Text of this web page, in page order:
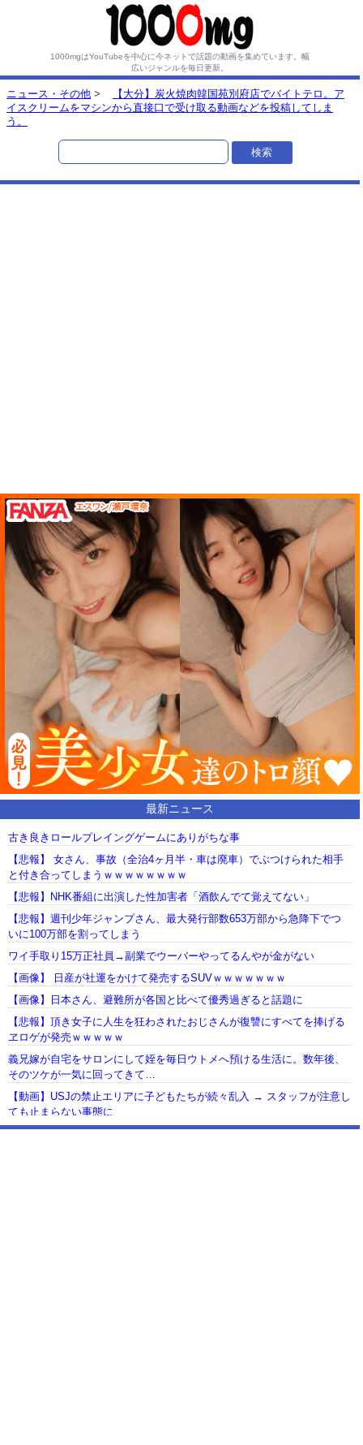
1000mgはYouTubeを中心に今ネットで話題の動画を集めています。 幅
広いジャンルを毎日更新。
ニュース・その他 >
【大分】炭火焼肉韓国苑別府店でバイトテロ。ア
イスクリームをマシンから直接口で受け取る動画などを投稿してしま
う。
最新ニュース
古き良きロールプレイングゲームにありがちな事
【悲報】 女さん、事故（全治4ヶ月半・車は廃車）でぶつけられた相手
と付き合ってしまうｗｗｗｗｗｗｗｗ
【悲報】NHK番組に出演した性加害者「酒飲んでて覚えてない」
【悲報】週刊少年ジャンプさん、最大発行部数653万部から急降下でつ
いに100万部を割ってしまう
ワイ手取り15万正社員→副業でウーバーやってるんやが金がない
【画像】 日産が社運をかけて発売するSUVｗｗｗｗｗｗｗ
【画像】日本さん、避難所が各国と比べて優秀過ぎると話題に
【悲報】頂き女子に人生を狂わされたおじさんが復讐にすべてを捧げる
ヱロゲが発売ｗｗｗｗｗ
義兄嫁が自宅をサロンにして姪を毎日ウトメへ預ける生活に。数年後、
そのツケが一気に回ってきて…
【動画】USJの禁止エリアに子どもたちが続々乱入 → スタッフが注意し
ても止まらない事態に
Powered by livedoor 相互RSS